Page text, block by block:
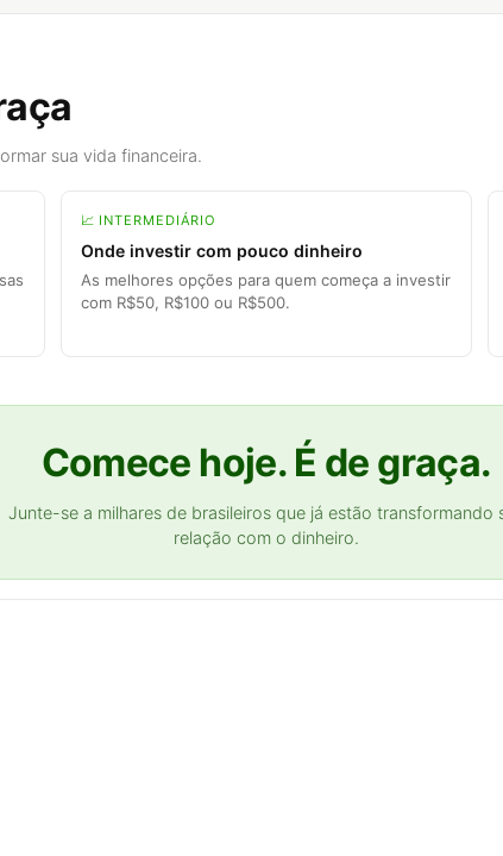
sua vida financeira.
📈 INTERMEDIÁRIO
Onde investir com pouco dinheiro
As melhores opções para quem começa a investir
com R$50, R$100 ou R$500.
Comece hoje. É de graça.
Junte-se a milhares de brasileiros que já estão transformando
relação com o dinheiro.